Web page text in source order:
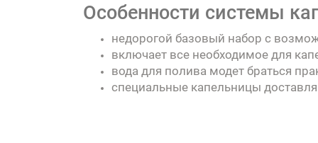
Особенности системы
недорогой базовый набор с
включает все необходимое для
вода для полива модет браться
специальные капельницы